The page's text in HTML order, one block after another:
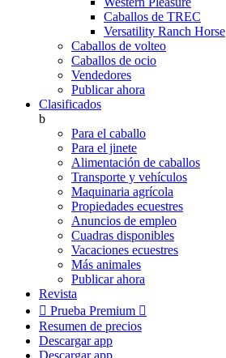
Caballos de TREC
Versatility Ranch Horse
Caballos de volteo
Caballos de ocio
Vendedores
Publicar ahora
Clasificados
b
Para el caballo
Para el jinete
Alimentación de caballos
Transporte y vehículos
Maquinaria agrícola
Propiedades ecuestres
Anuncios de empleo
Cuadras disponibles
Vacaciones ecuestres
Más animales
Publicar ahora
Revista
 Prueba Premium 
Resumen de precios
Descargar app
Descargar app